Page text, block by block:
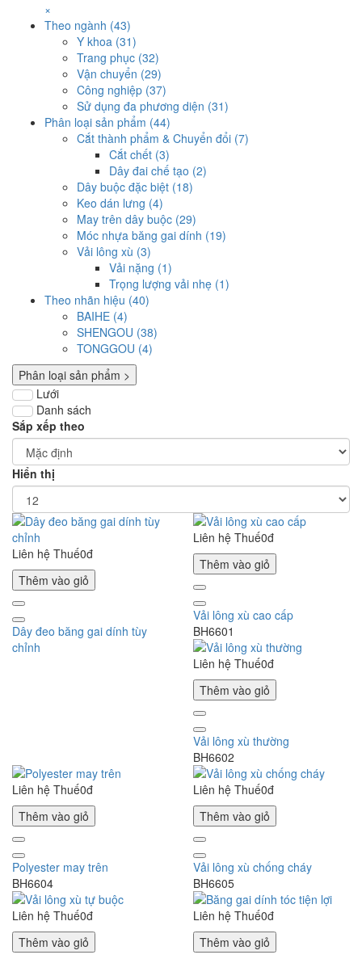
×
Theo ngành (43)
Y khoa (31)
Trang phục (32)
Vận chuyển (29)
Công nghiệp (37)
Sử dụng đa phương diện (31)
Phân loại sản phẩm (44)
Cắt thành phẩm & Chuyển đổi (7)
Cắt chết (3)
Dây đai chế tạo (2)
Dây buộc đặc biệt (18)
Keo dán lưng (4)
May trên dây buộc (29)
Móc nhựa băng gai dính (19)
Vải lông xù (3)
Vải nặng (1)
Trọng lượng vải nhẹ (1)
Theo nhãn hiệu (40)
BAIHE (4)
SHENGOU (38)
TONGGOU (4)
Phân loại sản phẩm >
Lưới
Danh sách
Sắp xếp theo
Hiển thị
Liên hệ Thuế0đ
Thêm vào giỏ
Dây đeo băng gai dính tùy
chỉnh
Liên hệ Thuế0đ
Thêm vào giỏ
Vải lông xù cao cấp
BH6601
Liên hệ Thuế0đ
Thêm vào giỏ
Vải lông xù thường
BH6602
Liên hệ Thuế0đ
Thêm vào giỏ
Polyester may trên
BH6604
Liên hệ Thuế0đ
Thêm vào giỏ
Vải lông xù chống cháy
BH6605
Liên hệ Thuế0đ
Thêm vào giỏ
Liên hệ Thuế0đ
Thêm vào giỏ